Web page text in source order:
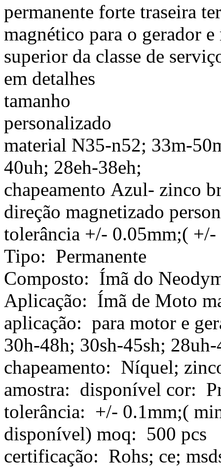
permanente forte traseira
magnético para o gerador
superior da classe de
em detalhes
tamanho
personalizado
material N35-n52; 33m-
40uh; 28eh-38eh;
chapeamento Azul- zinco
direção magnetizado
tolerância +/- 0.05mm;(
Tipo: Permanente
Composto: Ímã do
Aplicação: Ímã de Moto
aplicação: para motor e
30h-48h; 30sh-45sh;
chapeamento: Níquel;
amostra: disponível cor:
tolerância: +/- 0.1mm;(
disponível) moq: 500 pcs
certificação: Rohs; ce;